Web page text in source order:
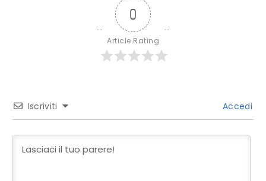
0
Article Rating
Iscriviti Accedi